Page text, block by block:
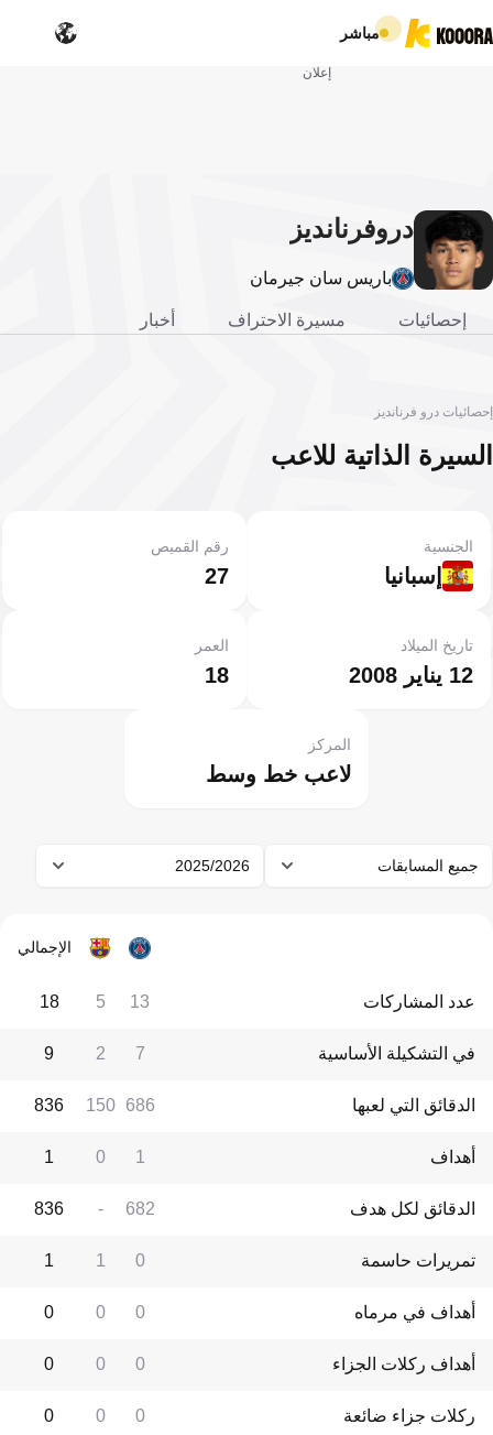
مباشر
إعلان
دروفرنانديز
باريس سان جيرمان
إحصائيات مسيرة الاحتراف أخبار
إحصائيات درو فرنانديز
السيرة الذاتية للاعب
إسبانيا
الجنسية
27
رقم القميص
12 يناير 2008
تاريخ الميلاد
18
العمر
لاعب خط وسط
المركز
جميع المسابقات 2025/2026
الإجمالي
عدد المشاركات 13
5
18
في التشكيلة الأساسية 7
2
9
الدقائق التي لعبها 686
150
836
أهداف 1
0
1
الدقائق لكل هدف 682
-
836
تمريرات حاسمة 0
1
1
أهداف في مرماه 0
0
0
أهداف ركلات الجزاء 0
0
0
ركلات جزاء ضائعة 0
0
0